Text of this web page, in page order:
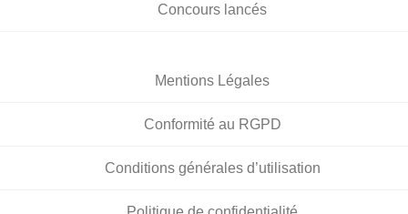
Concours lancés
Mentions Légales
Conformité au RGPD
Conditions générales d’utilisation